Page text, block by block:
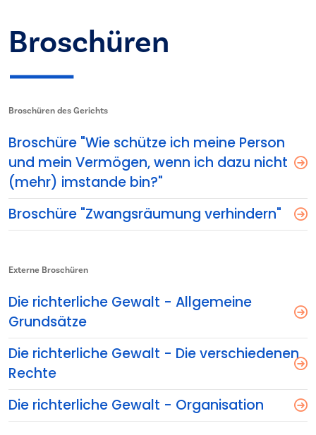
Broschüren
Broschüren des Gerichts
Broschüre "Wie schütze ich meine Person
und mein Vermögen, wenn ich dazu nicht
(mehr) imstande bin?"
Broschüre "Zwangsräumung verhindern"
Externe Broschüren
Die richterliche Gewalt - Allgemeine
Grundsätze
Die richterliche Gewalt - Die verschiedenen
Rechte
Die richterliche Gewalt - Organisation